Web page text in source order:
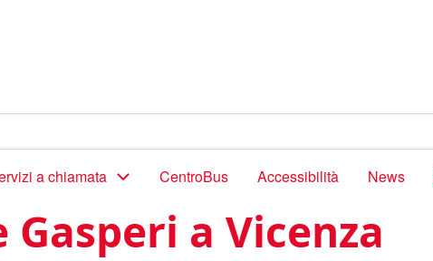
a chiamata CentroBus Accessibilità News
Gasperi a Vicenza